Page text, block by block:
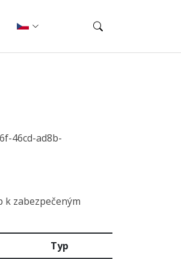
46cd-ad8b-
zabezpečeným
Typ